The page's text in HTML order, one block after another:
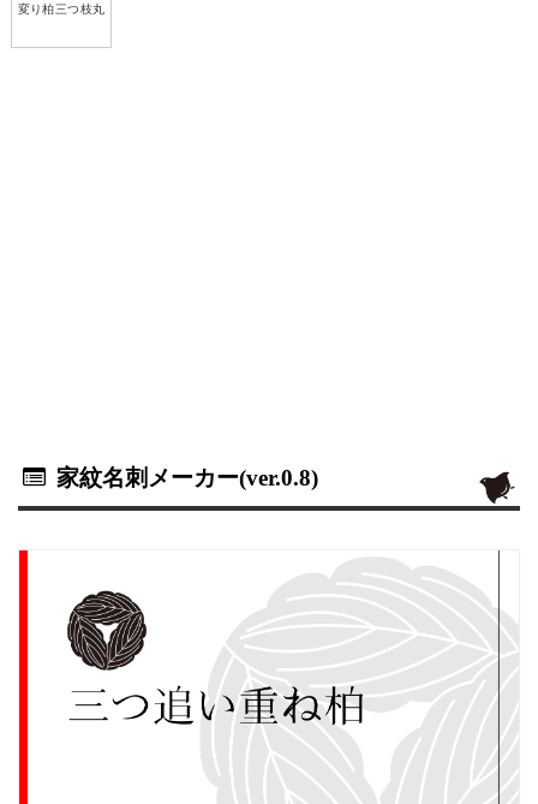
変り柏三つ枝丸
家紋名刺メーカー(ver.0.8)